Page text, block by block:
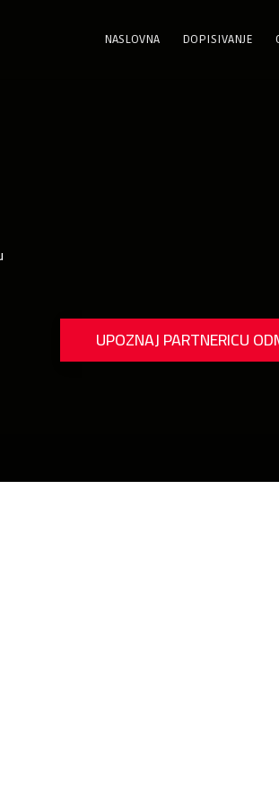
NASLOVNA DOPISIVANJE
UPOZNAJ PARTNERICU